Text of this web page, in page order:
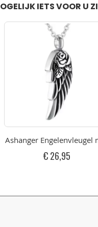
IETS VOOR U
RVS
Ashanger Engelenvleugel
€ 26,95